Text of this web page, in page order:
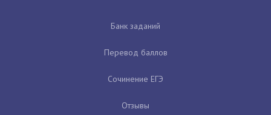
Банк заданий
Перевод баллов
Сочинение ЕГЭ
Отзывы